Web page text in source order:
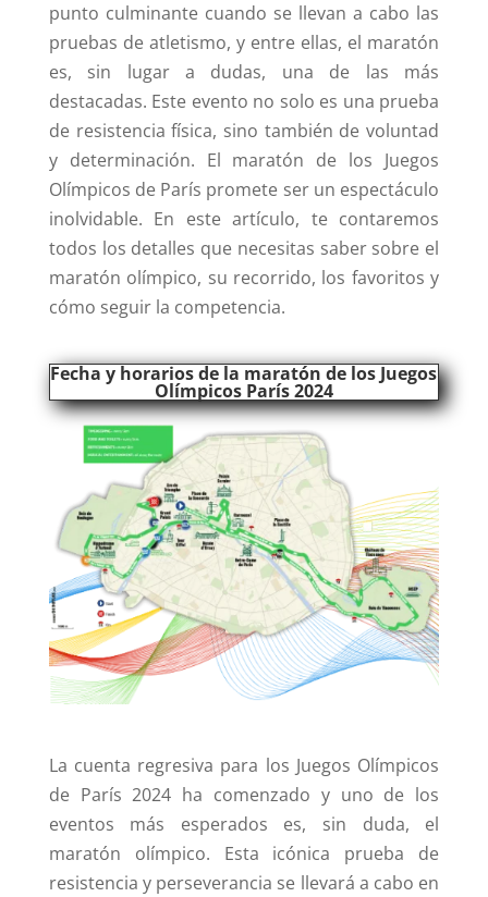
punto culminante cuando se llevan a cabo las
pruebas de atletismo, y entre ellas, el maratón
es, sin lugar a dudas, una de las más
destacadas. Este evento no solo es una prueba
de resistencia física, sino también de voluntad
y determinación. El maratón de los Juegos
Olímpicos de París promete ser un espectáculo
inolvidable. En este artículo, te contaremos
todos los detalles que necesitas saber sobre el
maratón olímpico, su recorrido, los favoritos y
cómo seguir la competencia.
Fecha y horarios de la maratón de los Juegos
Olímpicos París 2024
La cuenta regresiva para los Juegos Olímpicos
de París 2024 ha comenzado y uno de los
eventos más esperados es, sin duda, el
maratón olímpico. Esta icónica prueba de
resistencia y perseverancia se llevará a cabo en